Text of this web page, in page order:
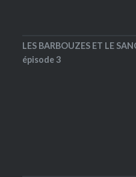
LES BARBOUZES ET LE
épisode 3